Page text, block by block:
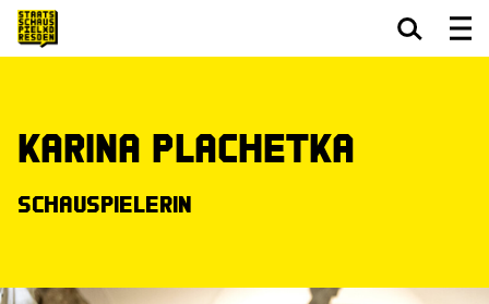
Karina Plachetka
Schauspielerin